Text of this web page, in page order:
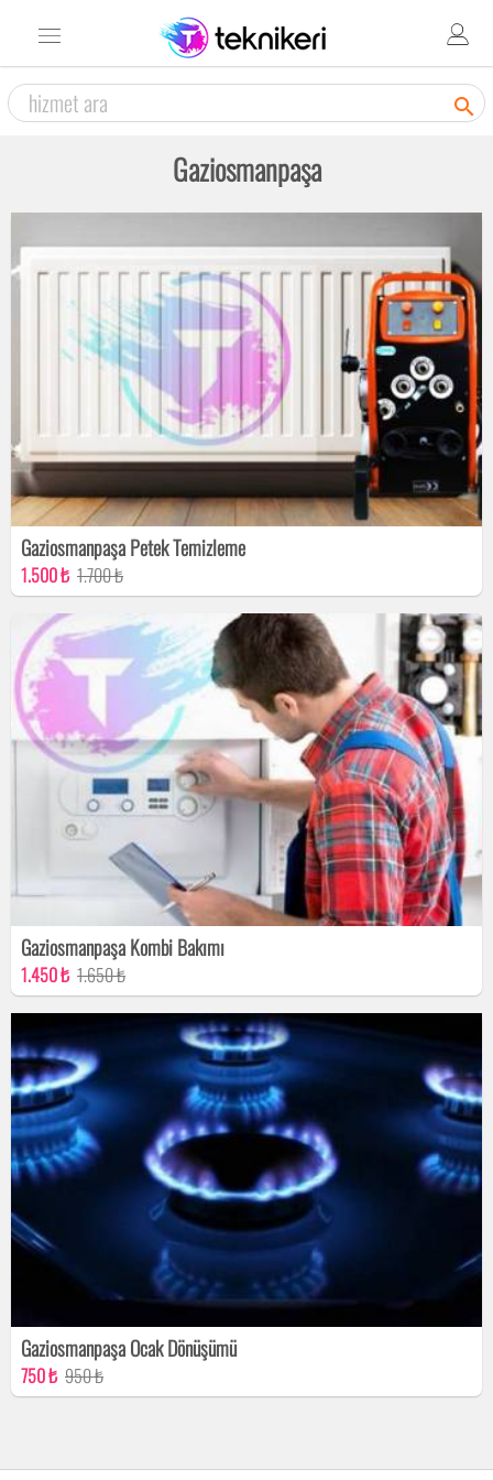

Gaziosmanpaşa
Gaziosmanpaşa Petek Temizleme
1.500 ₺ 1.700 ₺
Gaziosmanpaşa Kombi Bakımı
1.450 ₺ 1.650 ₺
Gaziosmanpaşa Ocak Dönüşümü
750 ₺ 950 ₺